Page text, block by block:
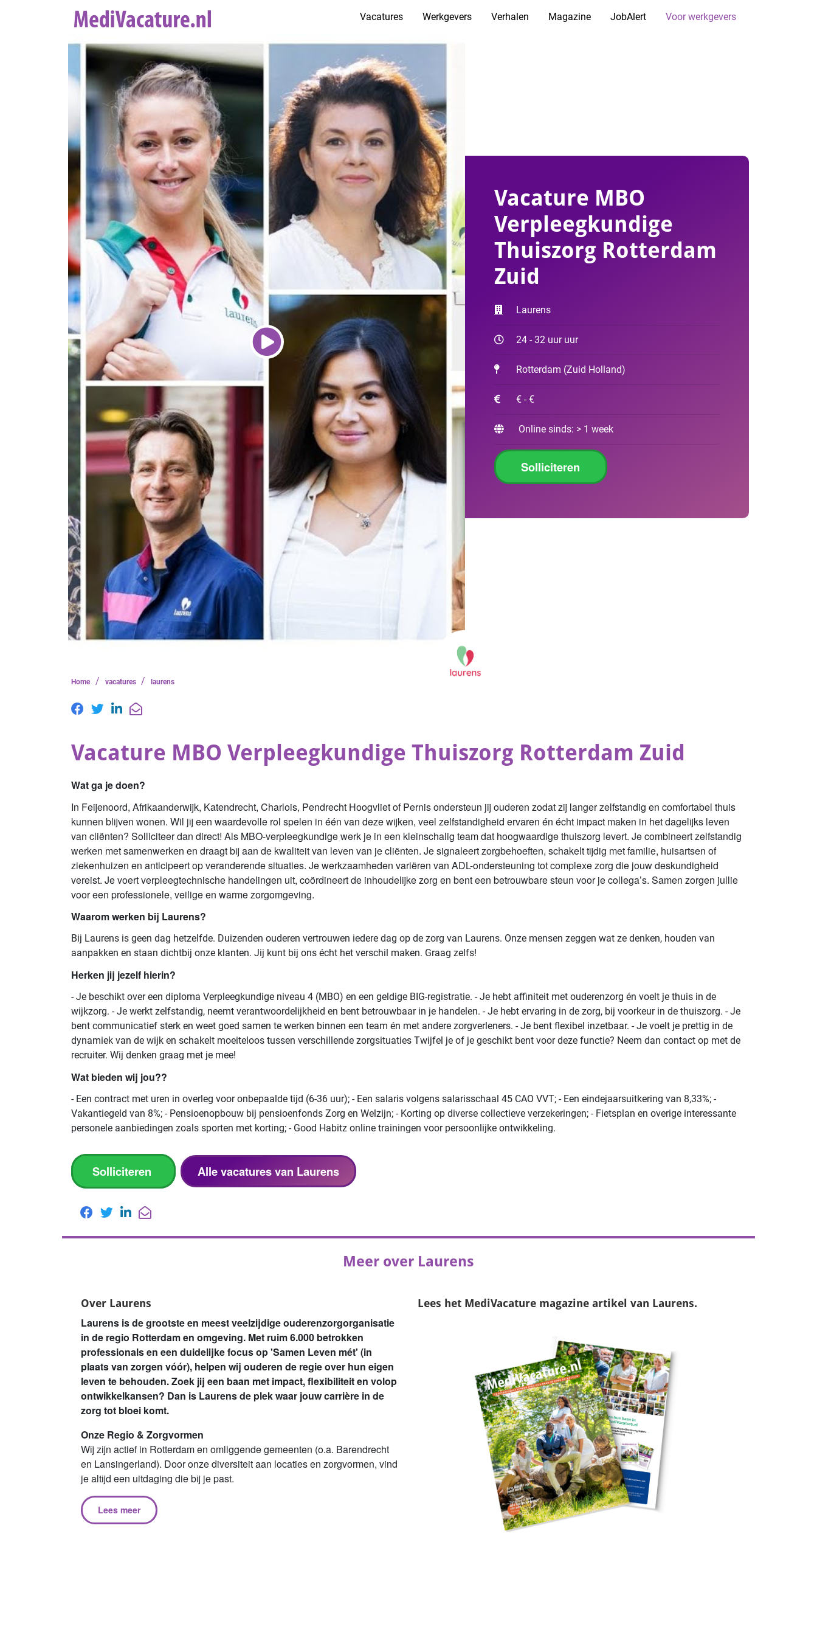
Vacatures Werkgevers Verhalen Magazine JobAlert Voor werkgevers
Vacature MBO
Verpleegkundige
Thuiszorg Rotterdam
Zuid
Laurens
24 - 32 uur uur
Rotterdam (Zuid Holland)
€ - €
Online sinds: > 1 week
Solliciteren
Home / vacatures / laurens
Vacature MBO Verpleegkundige Thuiszorg Rotterdam Zuid
Wat ga je doen?
In Feijenoord, Afrikaanderwijk, Katendrecht, Charlois, Pendrecht Hoogvliet of Pernis ondersteun jij ouderen zodat zij langer zelfstandig en comfortabel thuis
kunnen blijven wonen. Wil jij een waardevolle rol spelen in één van deze wijken, veel zelfstandigheid ervaren én écht impact maken in het dagelijks leven
van cliënten? Solliciteer dan direct! Als MBO-verpleegkundige werk je in een kleinschalig team dat hoogwaardige thuiszorg levert. Je combineert zelfstandig
werken met samenwerken en draagt bij aan de kwaliteit van leven van je cliënten. Je signaleert zorgbehoeften, schakelt tijdig met familie, huisartsen of
ziekenhuizen en anticipeert op veranderende situaties. Je werkzaamheden variëren van ADL-ondersteuning tot complexe zorg die jouw deskundigheid
vereist. Je voert verpleegtechnische handelingen uit, coördineert de inhoudelijke zorg en bent een betrouwbare steun voor je collega’s. Samen zorgen jullie
voor een professionele, veilige en warme zorgomgeving.
Waarom werken bij Laurens?
Bij Laurens is geen dag hetzelfde. Duizenden ouderen vertrouwen iedere dag op de zorg van Laurens. Onze mensen zeggen wat ze denken, houden van
aanpakken en staan dichtbij onze klanten. Jij kunt bij ons écht het verschil maken. Graag zelfs!
Herken jij jezelf hierin?
- Je beschikt over een diploma Verpleegkundige niveau 4 (MBO) en een geldige BIG-registratie. - Je hebt affiniteit met ouderenzorg én voelt je thuis in de
wijkzorg. - Je werkt zelfstandig, neemt verantwoordelijkheid en bent betrouwbaar in je handelen. - Je hebt ervaring in de zorg, bij voorkeur in de thuiszorg. - Je
bent communicatief sterk en weet goed samen te werken binnen een team én met andere zorgverleners. - Je bent flexibel inzetbaar. - Je voelt je prettig in de
dynamiek van de wijk en schakelt moeiteloos tussen verschillende zorgsituaties Twijfel je of je geschikt bent voor deze functie? Neem dan contact op met de
recruiter. Wij denken graag met je mee!
Wat bieden wij jou??
- Een contract met uren in overleg voor onbepaalde tijd (6-36 uur); - Een salaris volgens salarisschaal 45 CAO VVT; - Een eindejaarsuitkering van 8,33%; -
Vakantiegeld van 8%; - Pensioenopbouw bij pensioenfonds Zorg en Welzijn; - Korting op diverse collectieve verzekeringen; - Fietsplan en overige interessante
personele aanbiedingen zoals sporten met korting; - Good Habitz online trainingen voor persoonlijke ontwikkeling.
Solliciteren Alle vacatures van Laurens
Meer over Laurens
Over Laurens
Laurens is de grootste en meest veelzijdige ouderenzorgorganisatie
in de regio Rotterdam en omgeving. Met ruim 6.000 betrokken
professionals en een duidelijke focus op 'Samen Leven mét' (in
plaats van zorgen vóór), helpen wij ouderen de regie over hun eigen
leven te behouden. Zoek jij een baan met impact, flexibiliteit en volop
ontwikkelkansen? Dan is Laurens de plek waar jouw carrière in de
zorg tot bloei komt.
Onze Regio & Zorgvormen
Wij zijn actief in Rotterdam en omliggende gemeenten (o.a. Barendrecht
en Lansingerland). Door onze diversiteit aan locaties en zorgvormen, vind
je altijd een uitdaging die bij je past.
Lees meer
Lees het MediVacature magazine artikel van Laurens.